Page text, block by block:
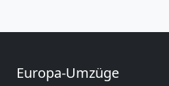
Europa-Umzüge